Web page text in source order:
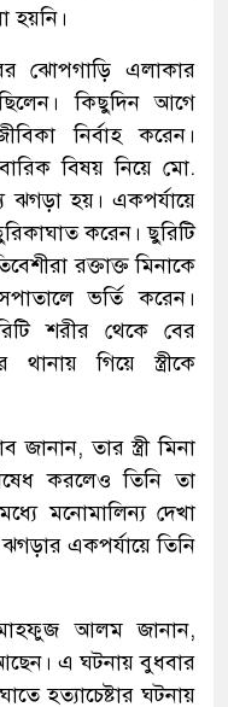
হয়নি।
ঝোপগাড়ি এলাকার
কিছুদিন আগে
নির্বাহ করেন।
বিষয় নিয়ে মো.
ঝগড়া হয়। একপর্যায়ে
করেন। ছুরিটি
রক্তাক্ত মিনাকে
ভর্তি করেন।
শরীর থেকে বের
গিয়ে স্ত্রীকে
তার স্ত্রী মিনা
করলেও তিনি তা
মনোমালিন্য দেখা
একপর্যায়ে তিনি
মাহফুজ আলম জানান,
এ ঘটনায় বুধবার
হত্যাচেষ্টার ঘটনায়